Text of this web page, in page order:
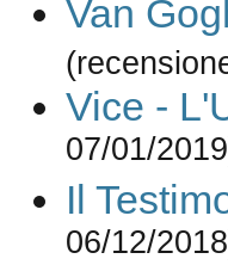
Van
Vice -
07/01/
Il
06/12/